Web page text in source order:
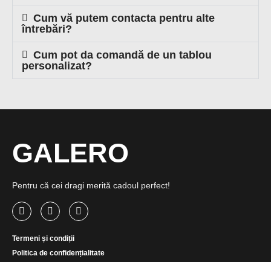
Cum vă putem contacta pentru alte
întrebări?
Cum pot da comandă de un tablou
personalizat?
GALERO
Pentru că cei dragi merită cadoul perfect!
Termeni și condiții
Politica de confidențialitate